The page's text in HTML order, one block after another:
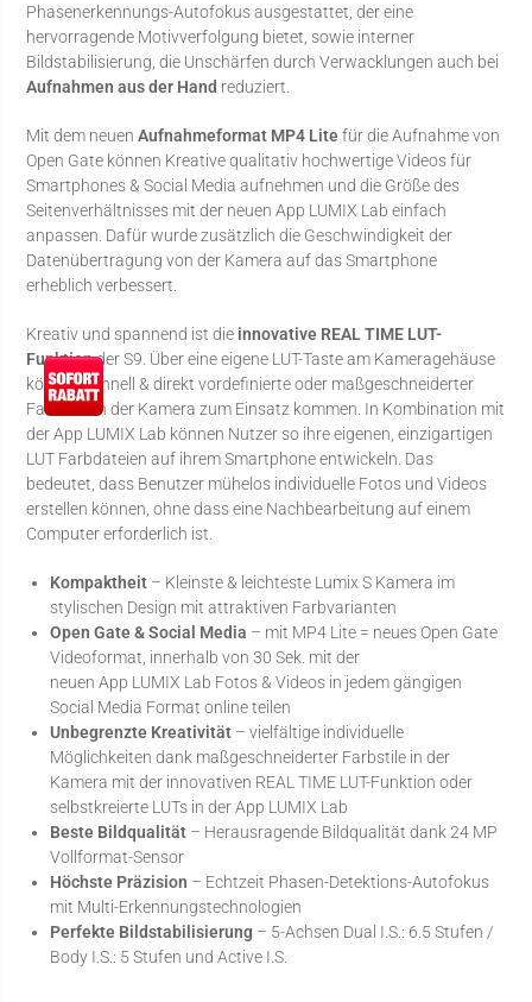
Phasenerkennungs-Autofokus ausgestattet, der eine
hervorragende Motivverfolgung bietet, sowie interner
Bildstabilisierung, die Unschärfen durch Verwacklungen auch bei
Aufnahmen aus der Hand reduziert.
Mit dem neuenAufnahmeformat MP4 Lite für die Aufnahme von
Open Gate können Kreative qualitativ hochwertige Videos für
Smartphones & Social Media aufnehmen und die Größe des
Seitenverhältnisses mit der neuen App LUMIX Lab einfach
anpassen. Dafür wurde zusätzlich die Geschwindigkeit der
Datenübertragung von der Kamera auf das Smartphone
erheblich verbessert.
Kreativ und spannend ist die innovative REAL TIME LUT-
Funktionder S9. Über eine eigene LUT-Taste am Kameragehäuse
können schnell & direkt vordefinierte oder maßgeschneiderter
Farbstile in der Kamera zum Einsatz kommen. In Kombination mit
der App LUMIX Lab können Nutzer so ihre eigenen, einzigartigen
LUT Farbdateien auf ihrem Smartphone entwickeln. Das
bedeutet, dass Benutzer mühelos individuelle Fotos und Videos
erstellen können, ohne dass eine Nachbearbeitung auf einem
Computer erforderlich ist.
Kompaktheit – Kleinste & leichteste Lumix S Kamera im
stylischen Design mit attraktiven Farbvarianten
Open Gate & Social Media – mit MP4 Lite = neues Open Gate
Videoformat, innerhalb von 30 Sek. mit der
neuen App LUMIX Lab Fotos & Videos in jedem gängigen
Social Media Format online teilen
Unbegrenzte Kreativität – vielfältige individuelle
Möglichkeiten dank maßgeschneiderter Farbstile in der
Kamera mit der innovativen REAL TIME LUT-Funktion oder
selbstkreierte LUTs in der App LUMIX Lab
Beste Bildqualität – Herausragende Bildqualität dank 24 MP
Vollformat-Sensor
Höchste Präzision – Echtzeit Phasen-Detektions-Autofokus
mit Multi-Erkennungstechnologien
Perfekte Bildstabilisierung – 5-Achsen Dual I.S.: 6.5 Stufen /
Body I.S.: 5 Stufen und Active I.S.